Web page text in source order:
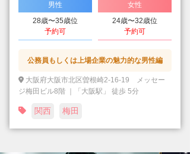
男性
28歳〜35歳位
予約可
女性
24歳〜32歳位
予約可
公務員もしくは上場企業の魅力的な男性編
大阪府大阪市北区曽根崎2-16-19 メッセー
ジ梅田ビル8階 ｜「大阪駅」 徒歩 5分
関西 梅田